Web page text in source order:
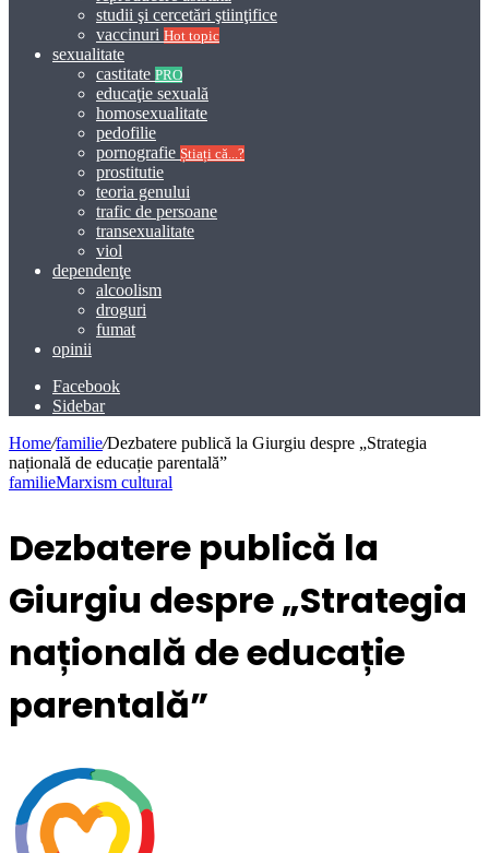
studii şi cercetări ştiinţifice
vaccinuri Hot topic
sexualitate
castitate PRO
educaţie sexuală
homosexualitate
pedofilie
pornografie Știați că...?
prostitutie
teoria genului
trafic de persoane
transexualitate
viol
dependenţe
alcoolism
droguri
fumat
opinii
Facebook
Sidebar
Home/familie/Dezbatere publică la Giurgiu despre „Strategia
națională de educație parentală”
familieMarxism cultural
Dezbatere publică la
Giurgiu despre „Strategia
națională de educație
parentală”